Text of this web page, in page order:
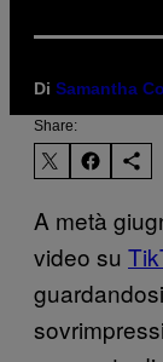
Di Samantha
Share:
A metà
video su